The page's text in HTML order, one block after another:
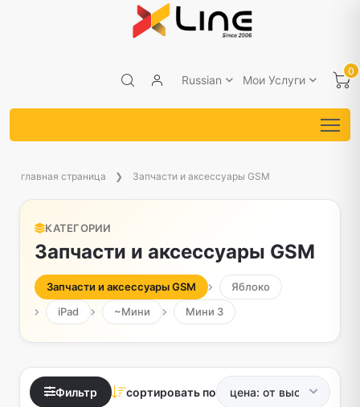
Russian Мои Услуги
0
главная страница Запчасти и аксессуары GSM
КАТЕГОРИИ
Запчасти и аксессуары GSM
Запчасти и аксессуары GSM
Яблоко
iPad
~Мини Мини 3
Фильтр сортировать по